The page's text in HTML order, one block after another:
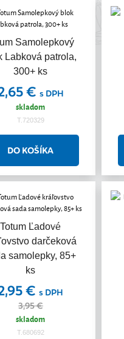
Samolepkový
Labková patrola,
300+ ks
€ s DPH
skladom
T.720329
Totum Ľadové
darčeková
samolepky, 85+
ks
Akcia
€s DPH
3,95 €
skladom
T.680692